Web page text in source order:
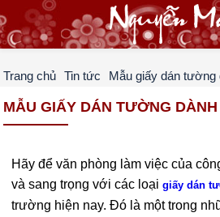
Trang chủ Tin tức Mẫu giấy dán tường
MẪU GIẤY DÁN TƯỜNG
Hãy để văn phòng làm việc của
và sang trọng với các loạigiấy dán
trường hiện nay. Đó là một trong